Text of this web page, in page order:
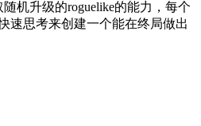
机升级的roguelike的能力，每个
速思考来创建一个能在终局做出